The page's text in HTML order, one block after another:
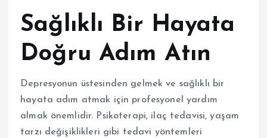
Sağlıklı Bir Hayata
Doğru Adım Atın
Depresyonun üstesinden gelmek ve sağlıklı bir
hayata adım atmak için profesyonel yardım
almak önemlidir. Psikoterapi, ilaç tedavisi, yaşam
tarzı değişiklikleri gibi tedavi yöntemleri